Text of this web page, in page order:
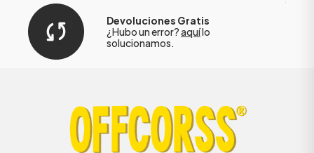
Devoluciones Gratis
¿Hubo un error?aquílo
solucionamos.